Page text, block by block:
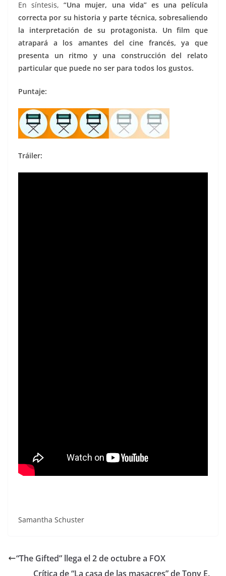
En síntesis, “Una mujer, una vida” es una película
correcta por su historia y parte técnica, sobresaliendo
la interpretación de su protagonista. Un film que
atrapará a los amantes del cine francés, ya que
presenta un ritmo y una construcción del relato
particular que puede no ser para todos los gustos.
Puntaje:
Tráiler:
Samantha Schuster
“The Gifted” llega el 2 de octubre a FOX
Crítica de “La casa de las masacres” de Tony E.